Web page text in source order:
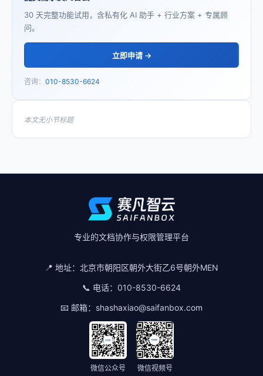
30 天完整功能试用，含私有化 AI 助手 + 行业方案 + 专属顾
问。
立即申请 →
咨询： 010-8530-6624
本文无小节标题
专业的文档协作与权限管理平台
📍 地址： 北京市朝阳区朝外大街乙6号朝外MEN
📞 电话： 010-8530-6624
📧 邮箱： shashaxiao@saifanbox.com
微信公众号 微信视频号